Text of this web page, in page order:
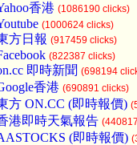
香港 (1086190 clicks)
(1000624 clicks)
方日報 (917459 clicks)
(822387 clicks)
即時新聞 (698194
香港 (690891 clicks)
方 ON.CC (即時報價)
港即時天氣報告
(即時報價)